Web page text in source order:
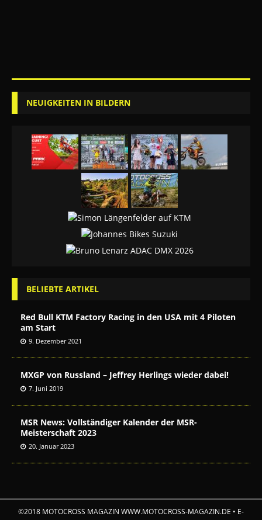
NEUIGKEITEN IN BILDERN
BELIEBTE ARTIKEL
Red Bull KTM Factory Racing in den USA mit 4 Piloten
am Start
9. Dezember 2021
MXGP von Russland – Jeffrey Herlings wieder dabei!
7. Juni 2019
MSR News: Vollständiger Kalender der MSR-
Meisterschaft 2023
20. Januar 2023
©2018 MOTOCROSS MAGAZIN WWW.MOTOCROSS-MAGAZIN.DE • E-